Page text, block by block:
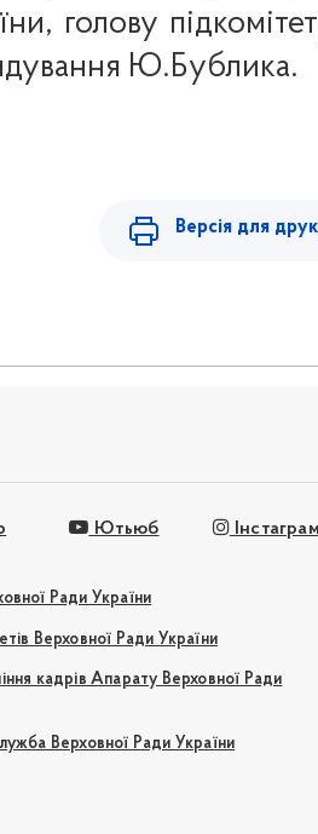
голову
Ю.Бублика.
Версія для
Ютьюб Інстаграм
Ради України
Верховної Ради України
кадрів Апарату Верховної Ради
Верховної Ради України